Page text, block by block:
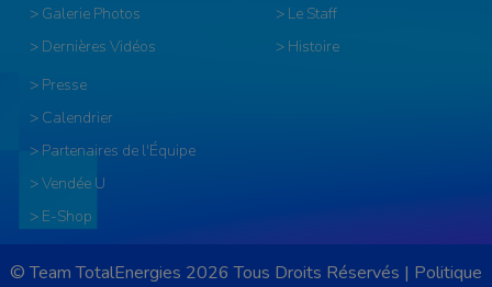
> Galerie Photos
> Dernières Vidéos
> Le Staff
> Histoire
> Presse
> Calendrier
> Partenaires de l'Équipe
> Vendée U
> E-Shop
© Team TotalEnergies 2026 Tous Droits Réservés | Politique